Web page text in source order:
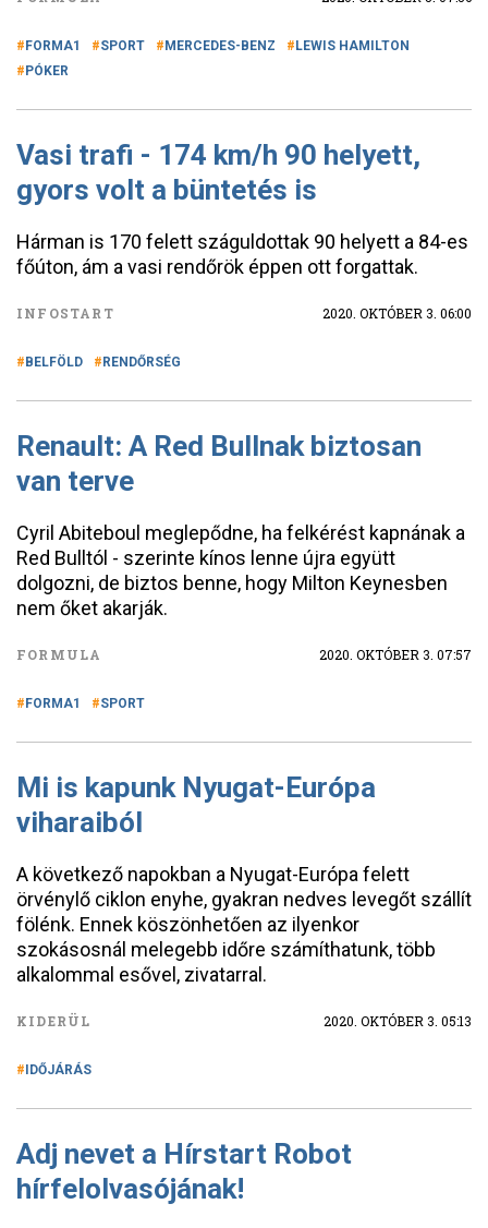
FORMA1 SPORT MERCEDES-BENZ
LEWIS HAMILTON
PÓKER
Vasi trafi - 174 km/h 90 helyett,
gyors volt a büntetés is
Hárman is 170 felett száguldottak 90 helyett a 84-es
főúton, ám a vasi rendőrök éppen ott forgattak.
INFOSTART 2020. OKTÓBER 3. 06:00
BELFÖLD RENDŐRSÉG
Renault: A Red Bullnak biztosan
van terve
Cyril Abiteboul meglepődne, ha felkérést kapnának a
Red Bulltól - szerinte kínos lenne újra együtt
dolgozni, de biztos benne, hogy Milton Keynesben
nem őket akarják.
FORMULA 2020. OKTÓBER 3. 07:57
FORMA1 SPORT
Mi is kapunk Nyugat-Európa
viharaiból
A következő napokban a Nyugat-Európa felett
örvénylő ciklon enyhe, gyakran nedves levegőt szállít
fölénk. Ennek köszönhetően az ilyenkor
szokásosnál melegebb időre számíthatunk, több
alkalommal esővel, zivatarral.
KIDERÜL 2020. OKTÓBER 3. 05:13
IDŐJÁRÁS
Adj nevet a Hírstart Robot
hírfelolvasójának!